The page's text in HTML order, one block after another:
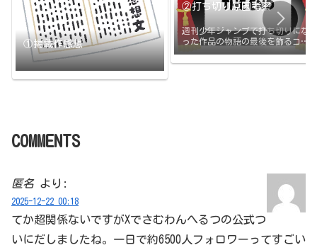
①掲載作感想
②打ち切り原因考察
週刊少年ジャンプで打ち切りにな
った作品の物語の最後を飾るコマ
打ち切られたその日に更新
COMMENTS
匿名 より:
2025-12-22 00:18
てか超関係ないですがXでさむわんへるつの公式つ
いにだしましたね。一日で約6500人フォロワーってすごい